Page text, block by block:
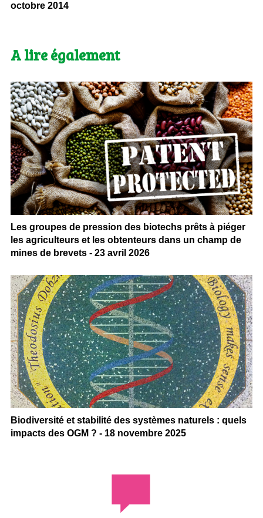
octobre 2014
A lire également
Les groupes de pression des biotechs prêts à piéger
les agriculteurs et les obtenteurs dans un champ de
mines de brevets - 23 avril 2026
Biodiversité et stabilité des systèmes naturels : quels
impacts des OGM ? - 18 novembre 2025